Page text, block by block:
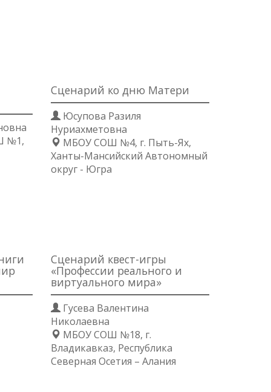
№1,
Сценарий ко дню Матери
Юсупова Разиля
Нуриахметовна
МБОУ СОШ №4, г. Пыть-Ях,
Ханты-Мансийский Автономный
округ - Югра
Сценарий квест-игры
«Профессии реального и
виртуального мира»
Гусева Валентина
Николаевна
МБОУ СОШ №18, г.
Владикавказ, Республика
Северная Осетия – Алания